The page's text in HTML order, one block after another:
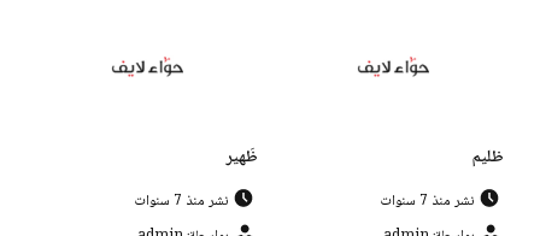
ظليم
نشر منذ 7 سنوات
ظَهير
نشر منذ 7 سنوات